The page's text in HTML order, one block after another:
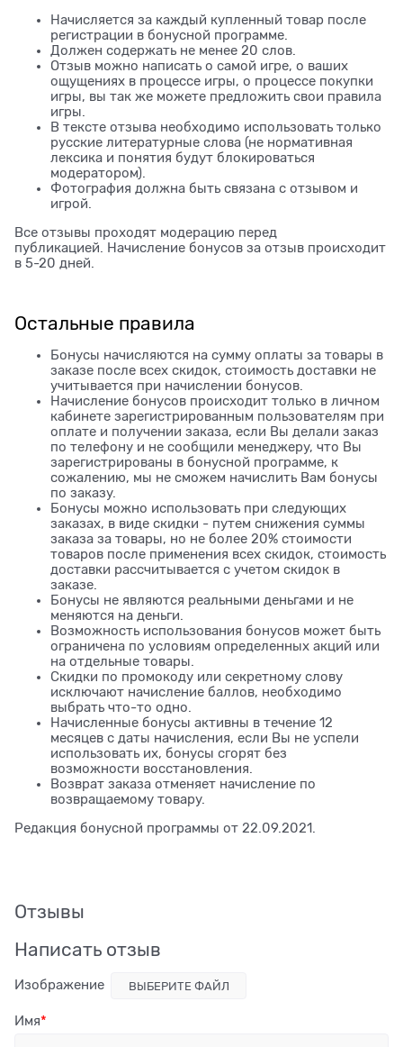
Начисляется за каждый купленный товар после
регистрации в бонусной программе.
Должен содержать не менее 20 слов.
Отзыв можно написать о самой игре, о ваших
ощущениях в процессе игры, о процессе покупки
игры, вы так же можете предложить свои правила
игры.
В тексте отзыва необходимо использовать только
русские литературные слова (не нормативная
лексика и понятия будут блокироваться
модератором).
Фотография должна быть связана с отзывом и
игрой.
Все отзывы проходят модерацию перед
публикацией. Начисление бонусов за отзыв происходит
в 5-20 дней.
Остальные правила
Бонусы начисляются на сумму оплаты за товары в
заказе после всех скидок, стоимость доставки не
учитывается при начислении бонусов.
Начисление бонусов происходит только в личном
кабинете зарегистрированным пользователям при
оплате и получении заказа, если Вы делали заказ
по телефону и не сообщили менеджеру, что Вы
зарегистрированы в бонусной программе, к
сожалению, мы не сможем начислить Вам бонусы
по заказу.
Бонусы можно использовать при следующих
заказах, в виде скидки - путем снижения суммы
заказа за товары, но не более 20% стоимости
товаров после применения всех скидок, стоимость
доставки рассчитывается с учетом скидок в
заказе.
Бонусы не являются реальными деньгами и не
меняются на деньги.
Возможность использования бонусов может быть
ограничена по условиям определенных акций или
на отдельные товары.
Скидки по промокоду или секретному слову
исключают начисление баллов, необходимо
выбрать что-то одно.
Начисленные бонусы активны в течение 12
месяцев с даты начисления, если Вы не успели
использовать их, бонусы сгорят без
возможности восстановления.
Возврат заказа отменяет начисление по
возвращаемому товару.
Редакция бонусной программы от 22.09.2021.
Отзывы
Написать отзыв
Изображение ВЫБЕРИТЕ ФАЙЛ
Имя